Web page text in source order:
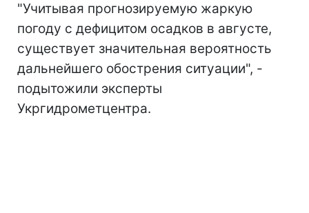
"Учитывая прогнозируемую жаркую
погоду с дефицитом осадков в августе,
существует значительная вероятность
дальнейшего обострения ситуации", -
подытожили эксперты
Укргидрометцентра.